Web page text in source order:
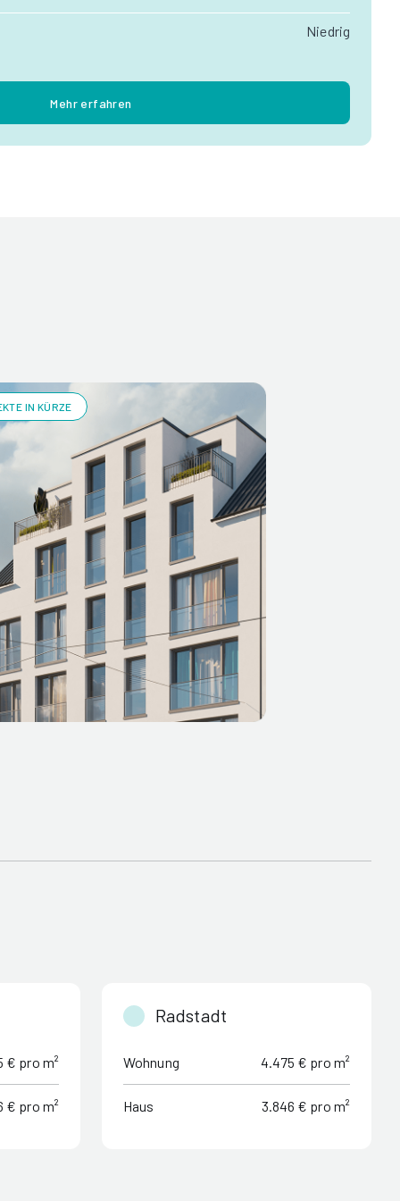
Niedrig
Mehr erfahren
IN KÜRZE
€ pro m²
€ pro m²
Radstadt
Wohnung 4.475 € pro m²
Haus 3.846 € pro m²